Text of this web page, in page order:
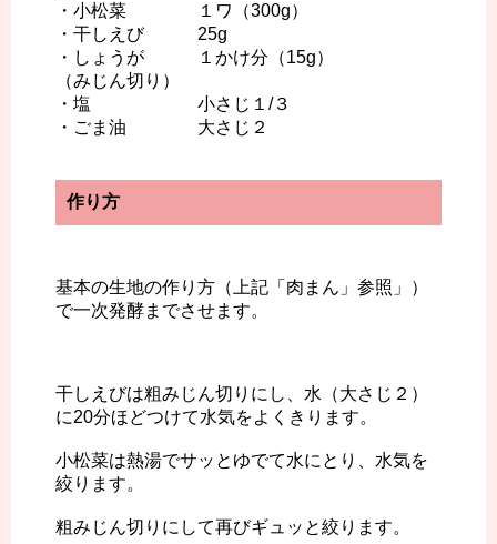
・小松菜 １ワ（300g）
・干しえび 25g
・しょうが １かけ分（15g）
（みじん切り）
・塩 小さじ１/３
・ごま油 大さじ２
作り方
基本の生地の作り方（上記「肉まん」参照」）
で一次発酵までさせます。
干しえびは粗みじん切りにし、水（大さじ２）
に20分ほどつけて水気をよくきります。
小松菜は熱湯でサッとゆでて水にとり、水気を
絞ります。
粗みじん切りにして再びギュッと絞ります。